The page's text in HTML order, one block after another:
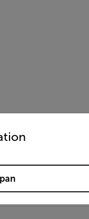
to access the